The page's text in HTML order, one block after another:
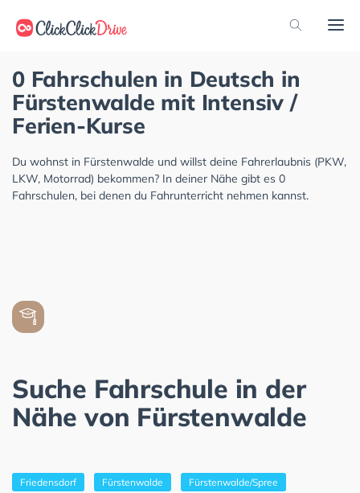
0 Fahrschulen in Deutsch in
Fürstenwalde mit Intensiv /
Ferien-Kurse
Du wohnst in Fürstenwalde und willst deine Fahrerlaubnis (PKW,
LKW, Motorrad) bekommen? In deiner Nähe gibt es 0
Fahrschulen, bei denen du Fahrunterricht nehmen kannst.
Suche Fahrschule in der
Nähe von Fürstenwalde
Friedensdorf Fürstenwalde Fürstenwalde/Spree